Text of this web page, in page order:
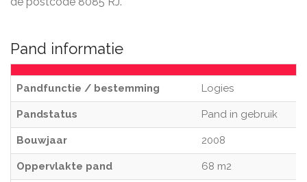
Pand informatie
Pandfunctie / bestemming Logies
Pandstatus Pand in gebruik
Bouwjaar 2008
Oppervlakte pand 68 m2